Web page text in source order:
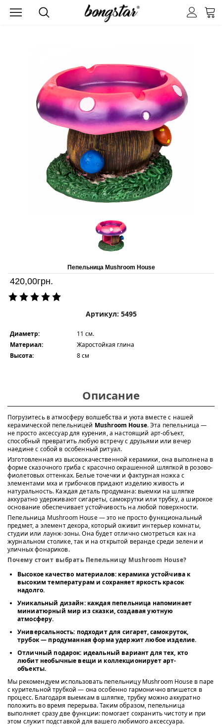
Пепельница Mushroom House
420,00грн.
Артикул: 5495
Диаметр:
11 см.
Материал:
Жаростойкая глина
Высота:
8 см
Описание
Погрузитесь в атмосферу волшебства и уюта вместе с нашей
керамической пепельницей Mushroom House. Эта пепельница —
не просто аксессуар для курения, а настоящий арт-объект,
способный превратить любую встречу с друзьями или вечер
наедине с собой в особенный ритуал.
Изготовленная из высококачественной керамики, она выполнена в
форме сказочного гриба с красочно окрашенной шляпкой в розово-
фиолетовых оттенках. Белые точечки и фактурная ножка с
элементами мха и грибочков придают изделию живость и
натуральность. Каждая деталь продумана: выемки на шляпке
аккуратно удерживают сигареты, самокрутки или трубку, а широкое
основание обеспечивает устойчивость на любой поверхности.
Пепельница Mushroom House — это не просто функциональный
предмет, а элемент декора, который оживит интерьер комнаты,
студии или лаунж-зоны. Она будет отлично смотреться как на
журнальном столике, так и на открытой веранде среди зелени и
уличных фонариков.
Почему стоит выбрать Пепельницу Mushroom House?
Высокое качество материалов: керамика устойчива к
высоким температурам и сохраняет яркость красок
надолго.
Уникальный дизайн: каждая пепельница напоминает
миниатюрный мир из сказки, создавая уютную
атмосферу.
Универсальность: подходит для сигарет, самокруток,
трубок — продуманная форма удержит любое изделие.
Отличный подарок: идеальный вариант для тех, кто
любит необычные вещи и коллекционирует арт-
объекты.
Мы рекомендуем использовать пепельницу Mushroom House в паре
с курительной трубкой — она особенно гармонично впишется в
процесс. Благодаря выемкам в шляпке, трубку можно аккуратно
положить во время перерыва. Таким образом, пепельница
выполняет сразу две функции: помогает сохранить чистоту и при
этом служит подставкой для вашего любимого аксессуара.